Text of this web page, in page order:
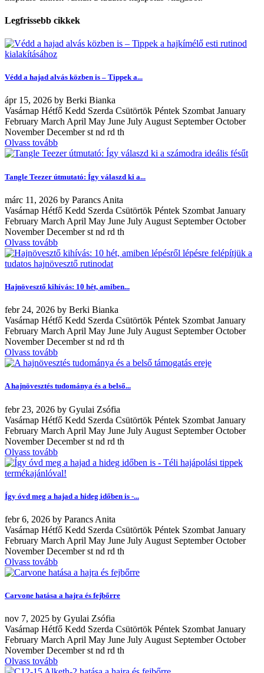
Legfrissebb cikkek
Védd a hajad alvás közben is – Tippek a...
ápr 15, 2026 by Berki Bianka
Vasárnap Hétfő Kedd Szerda Csütörtök Péntek Szombat January
February March April May June July August September October
November December st nd rd th
Olvass tovább
Tangle Teezer útmutató: Így válaszd ki a...
márc 11, 2026 by Parancs Anita
Vasárnap Hétfő Kedd Szerda Csütörtök Péntek Szombat January
February March April May June July August September October
November December st nd rd th
Olvass tovább
Hajnövesztő kihívás: 10 hét, amiben...
febr 24, 2026 by Berki Bianka
Vasárnap Hétfő Kedd Szerda Csütörtök Péntek Szombat January
February March April May June July August September October
November December st nd rd th
Olvass tovább
A hajnövesztés tudománya és a belső...
febr 23, 2026 by Gyulai Zsófia
Vasárnap Hétfő Kedd Szerda Csütörtök Péntek Szombat January
February March April May June July August September October
November December st nd rd th
Olvass tovább
Így óvd meg a hajad a hideg időben is -...
febr6, 2026 by Parancs Anita
Vasárnap Hétfő Kedd Szerda Csütörtök Péntek Szombat January
February March April May June July August September October
November December st nd rd th
Olvass tovább
Carvone hatása a hajra és fejbőrre
nov 7, 2025 by Gyulai Zsófia
Vasárnap Hétfő Kedd Szerda Csütörtök Péntek Szombat January
February March April May June July August September October
November December st nd rd th
Olvass tovább